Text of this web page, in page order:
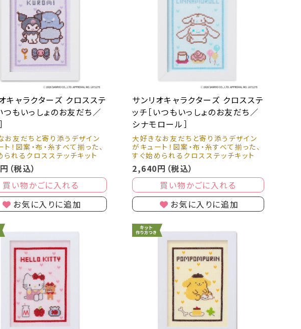
キャラクターズ クロスステ
つもいっしょのお友だち／
お友だちと寄り添うデザイン
！図案・布・糸すべて揃った、
られるクロスステッチキット
税込）
買い物かごに入れる
お気に入りに追加
サンリオキャラクターズ クロスステ
ッチ［いつもいっしょのお友だち／
シナモロール］
大好きなお友だちと寄り添うデザイン
がキュート！図案・布・糸すべて揃った、
すぐ始められるクロスステッチキット
2,640円（税込）
買い物かごに入れる
お気に入りに追加